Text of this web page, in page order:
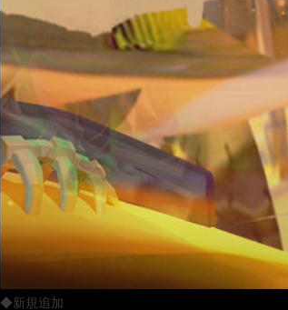
◆新規追加